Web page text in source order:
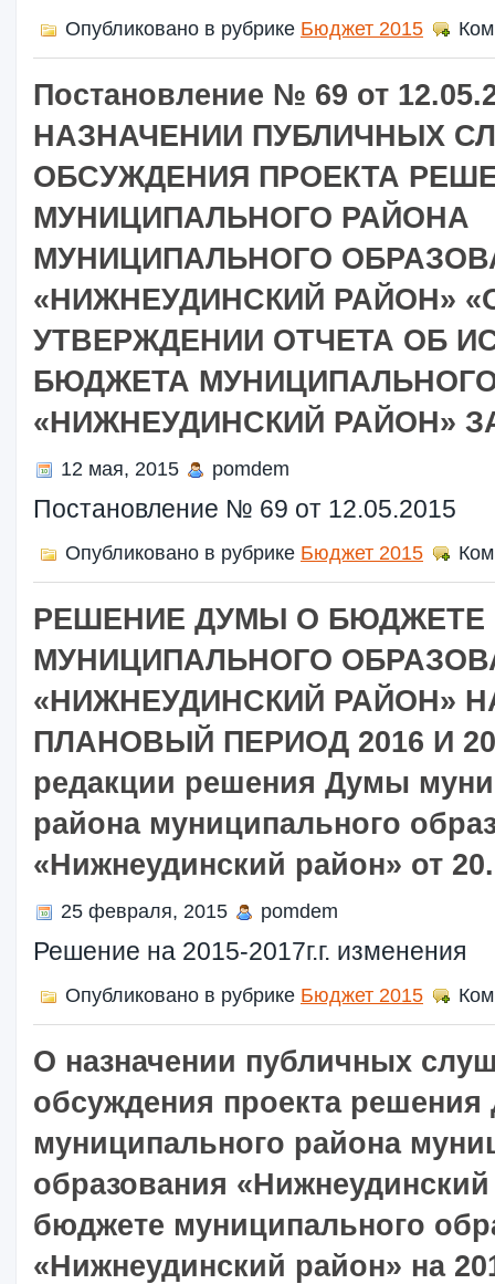
Опубликовано в рубрике Бюджет 2015
Постановление № 69 от
НАЗНАЧЕНИИ ПУБЛИЧНЫХ
ОБСУЖДЕНИЯ ПРОЕКТА
МУНИЦИПАЛЬНОГО РАЙОНА
МУНИЦИПАЛЬНОГО
«НИЖНЕУДИНСКИЙ РАЙОН»
УТВЕРЖДЕНИИ ОТЧЕТА ОБ
БЮДЖЕТА
«НИЖНЕУДИНСКИЙ РАЙОН»
12 мая, 2015 pomdem
Постановление № 69 от 12.05.2015
Опубликовано в рубрике Бюджет 2015
РЕШЕНИЕ ДУМЫ О БЮДЖЕТЕ
МУНИЦИПАЛЬНОГО
«НИЖНЕУДИНСКИЙ РАЙОН»
ПЛАНОВЫЙ ПЕРИОД 2016 И
редакции решения Думы
района муниципального
«Нижнеудинский район» от
25 февраля, 2015 pomdem
Решение на 2015-2017г.г. изменения
Опубликовано в рубрике Бюджет 2015
О назначении публичных
обсуждения проекта
муниципального района
образования
бюджете муниципального
«Нижнеудинский район» на